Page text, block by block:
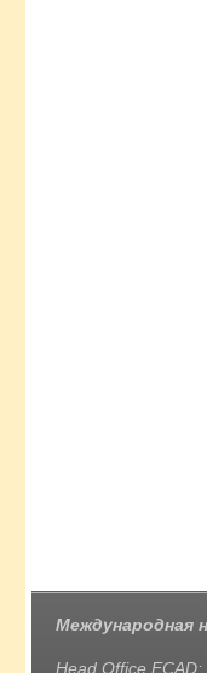
Международная
Head Office